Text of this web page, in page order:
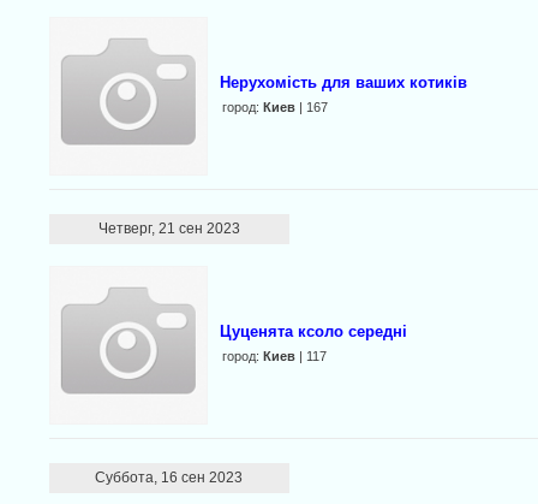
Нерухомість для ваших котиків
город: Киев| 167
Четверг, 21 сен 2023
Цуценята ксоло середні
город: Киев| 117
Суббота, 16 сен 2023